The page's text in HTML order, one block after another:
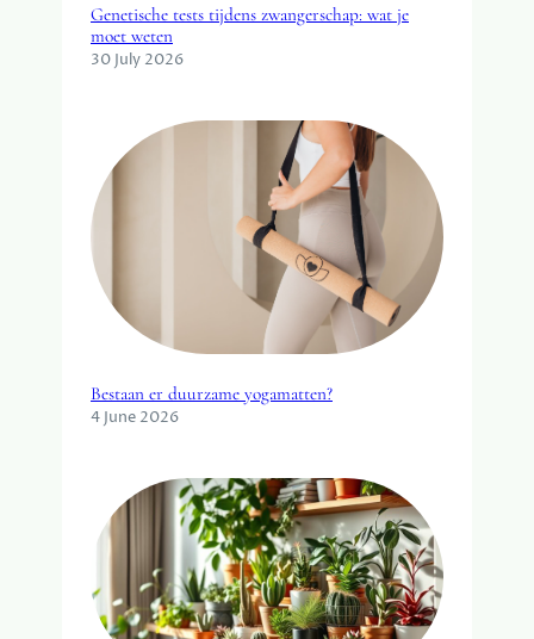
Genetische tests tijdens zwangerschap: wat je
moet weten
30 July 2026
Bestaan er duurzame yogamatten?
4 June 2026